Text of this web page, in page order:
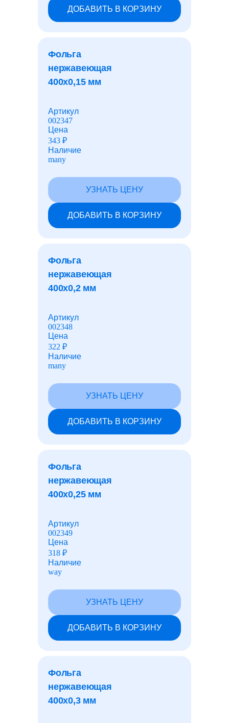
Промышленная химия
Лист перфорированный
Рулоны с полимерным покрытием
Шарики для подшипников
Барьеры безопасности
Фундаментные болты
Закладные детали
Газонные ограждения
Швеллеры
Гасители вибрации
Люки и дождеприемники
Чугун
Резинотехнические изделия
Алюминиевый прокат
Дюралевый прокат
Медный прокат
ДОБАВИТЬ В КОРЗИНУ
Фольга
нержавеющая
400x0,15 мм
Артикул
002347
Цена
343 ₽
Наличие
many
УЗНАТЬ ЦЕНУ
ДОБАВИТЬ В КОРЗИНУ
Фольга
нержавеющая
400x0,2 мм
Артикул
002348
Цена
322 ₽
Наличие
many
УЗНАТЬ ЦЕНУ
ДОБАВИТЬ В КОРЗИНУ
Фольга
нержавеющая
400x0,25 мм
Артикул
002349
Цена
318 ₽
Наличие
way
УЗНАТЬ ЦЕНУ
ДОБАВИТЬ В КОРЗИНУ
Фольга
нержавеющая
400x0,3 мм